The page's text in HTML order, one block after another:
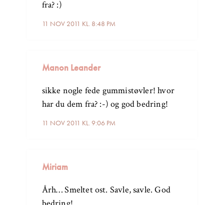
11 NOV 2011 KL. 8:48 PM
fra? :)
Manon Leander
11 NOV 2011 KL. 9:06 PM
sikke nogle fede gummistøvler! hvor
har du dem fra? :-) og god bedring!
Miriam
Årh… Smeltet ost. Savle, savle. God